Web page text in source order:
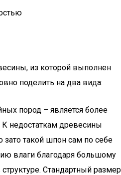
из которой выполнен
поделить на два вида:
пород – является более
недостаткам древесины
зато такой шпон сам по себе
влаги благодаря большому
Стандартный размер